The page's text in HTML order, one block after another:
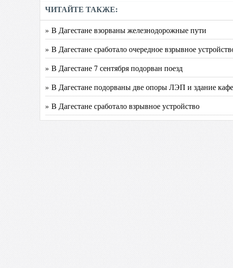
ЧИТАЙТЕ ТАКЖЕ:
» В Дагестане взорваны железнодорожные пути
» В Дагестане сработало очередное взрывное
» В Дагестане 7 сентября подорван поезд
» В Дагестане подорваны две опоры ЛЭП и здание кафе
» В Дагестане сработало взрывное устройство